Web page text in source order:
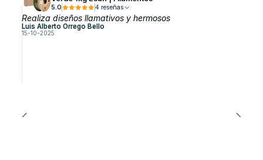
5.0 4 reseñas
Realiza diseños llamativos y hermosos
Luis Alberto Orrego Bello
15-10-2025